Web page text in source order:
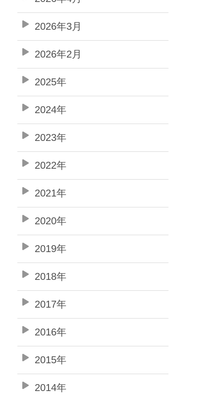
2026年3月
2026年2月
2025年
2024年
2023年
2022年
2021年
2020年
2019年
2018年
2017年
2016年
2015年
2014年